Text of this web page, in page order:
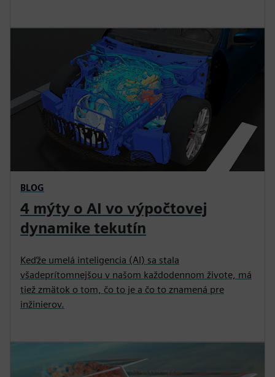
BLOG
4 mýty o AI vo výpočtovej
dynamike tekutín
Keďže umelá inteligencia (AI) sa stala
všadeprítomnejšou v našom každodennom živote, má
tiež zmätok o tom, čo to je a čo to znamená pre
inžinierov.